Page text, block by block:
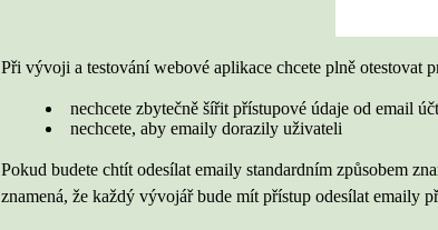
Při vývoji a testování webové aplikace chcete plně otestovat
nechcete zbytečně šířit přístupové údaje od email
nechcete, aby emaily dorazily uživateli
Pokud budete chtít odesílat emaily standardním způsobem
znamená, že každý vývojář bude mít přístup odesílat emaily